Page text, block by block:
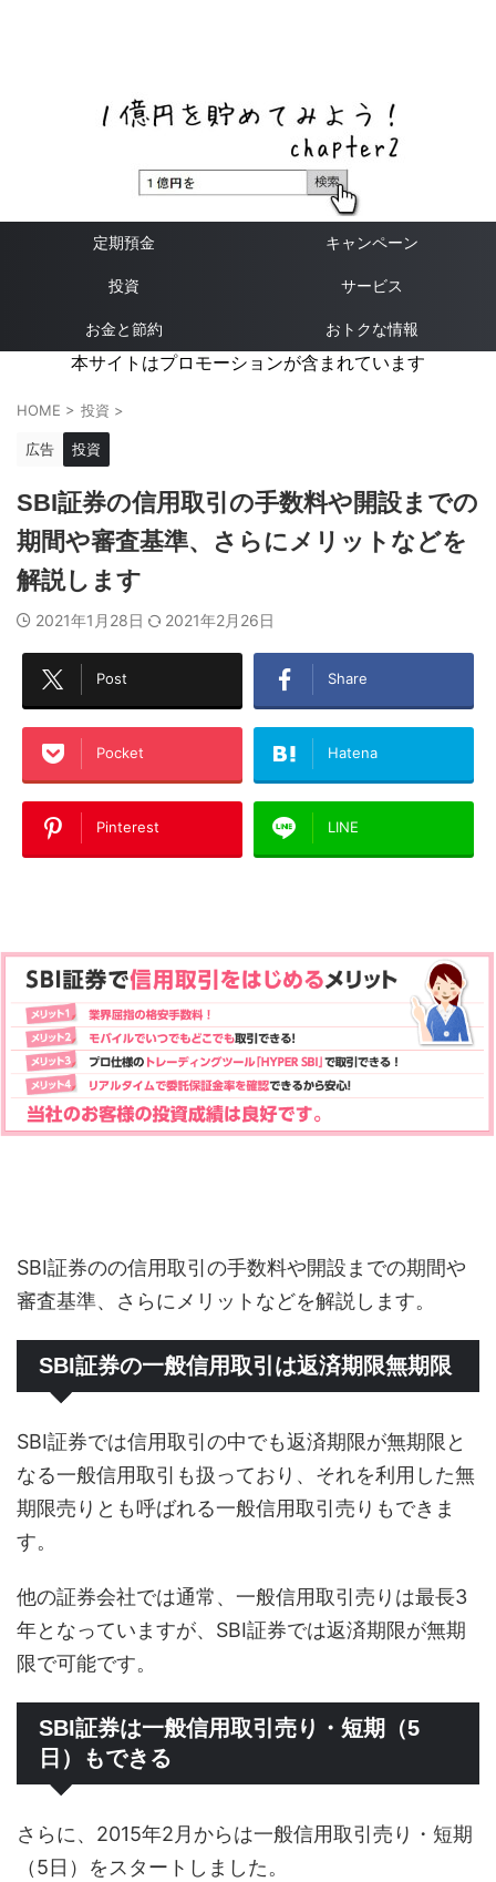
定期預金 キャンペーン
投資 サービス
お金と節約 おトクな情報
本サイトはプロモーションが含まれています
HOME > 投資 >
広告 投資
SBI証券の信用取引の手数料や開設までの
期間や審査基準、さらにメリットなどを
解説します
2021年1月28日 2021年2月26日
Post Share
Pocket Hatena
Pinterest LINE
SBI証券のの信用取引の手数料や開設までの期間や
審査基準、さらにメリットなどを解説します。
SBI証券の一般信用取引は返済期限無期限
SBI証券では信用取引の中でも返済期限が無期限と
なる一般信用取引も扱っており、それを利用した無
期限売りとも呼ばれる一般信用取引売りもできま
す。
他の証券会社では通常、一般信用取引売りは最長3
年となっていますが、SBI証券では返済期限が無期
限で可能です。
SBI証券は一般信用取引売り・短期（5
日）もできる
さらに、2015年2月からは一般信用取引売り・短期
（5日）をスタートしました。